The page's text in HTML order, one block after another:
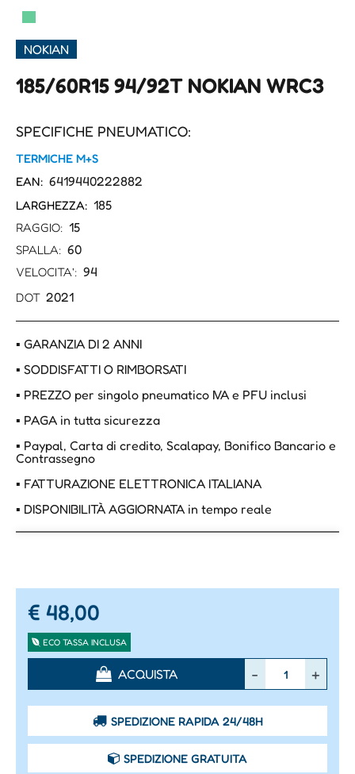
▀
NOKIAN
185/60R15 94/92T NOKIAN WRC3
SPECIFICHE PNEUMATICO:
TERMICHE M+S
EAN: 6419440222882
LARGHEZZA: 185
RAGGIO: 15
SPALLA: 60
VELOCITA': 94
DOT 2021
▪ GARANZIA DI 2 ANNI
▪ SODDISFATTI O RIMBORSATI
▪ PREZZO per singolo pneumatico IVA e PFU inclusi
▪ PAGA in tutta sicurezza
▪ Paypal, Carta di credito, Scalapay, Bonifico Bancario e
Contrassegno
▪ FATTURAZIONE ELETTRONICA ITALIANA
▪ DISPONIBILITÀ AGGIORNATA in tempo reale
€ 48,00
ECO TASSA INCLUSA
ACQUISTA
SPEDIZIONE RAPIDA 24/48H
SPEDIZIONE GRATUITA